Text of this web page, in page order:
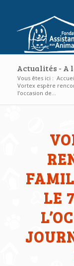
Actualités - A
Vous êtes ici :
Vortex espère
l’occasion de...
LE